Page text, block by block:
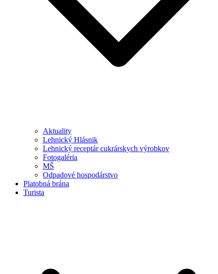
Aktuality
Lehnický Hlásnik
Lehnický receptár cukrárskych výrobkov
Fotogaléria
MŠ
Odpadové hospodárstvo
Platobná brána
Turista